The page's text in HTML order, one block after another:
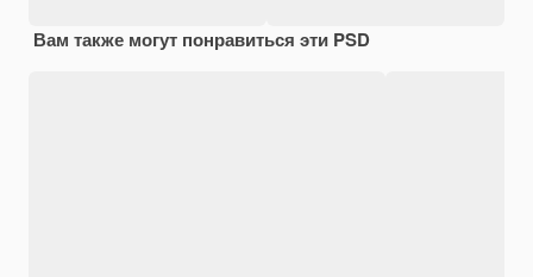
Вам также могут понравиться эти PSD